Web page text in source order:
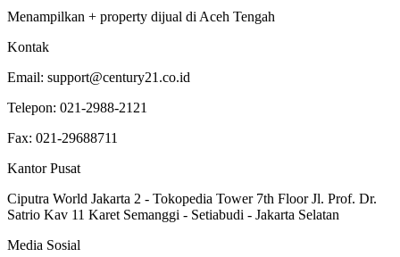
Menampilkan + property dijual di Aceh Tengah
Kontak
Email: support@century21.co.id
Telepon: 021-2988-2121
Fax: 021-29688711
Kantor Pusat
Ciputra World Jakarta 2 - Tokopedia Tower 7th Floor Jl. Prof. Dr.
Satrio Kav 11 Karet Semanggi - Setiabudi - Jakarta Selatan
Media Sosial